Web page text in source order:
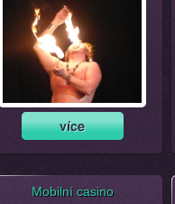
Mobilní casino